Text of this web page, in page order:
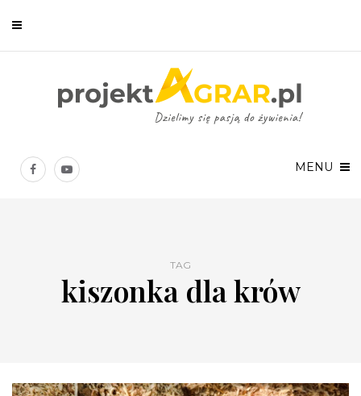
MENU
TAG
kiszonka dla krów
Chcesz być na bieżąco? Zostaw swój e-mail, a raz w tygodniu
prześlemy Ci nasze najlepsze artykuły!
Twoje dane osobowe będą przetwarzane zgodnie zPolityką prywatności